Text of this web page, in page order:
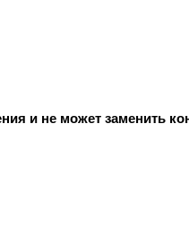
и не может заменить